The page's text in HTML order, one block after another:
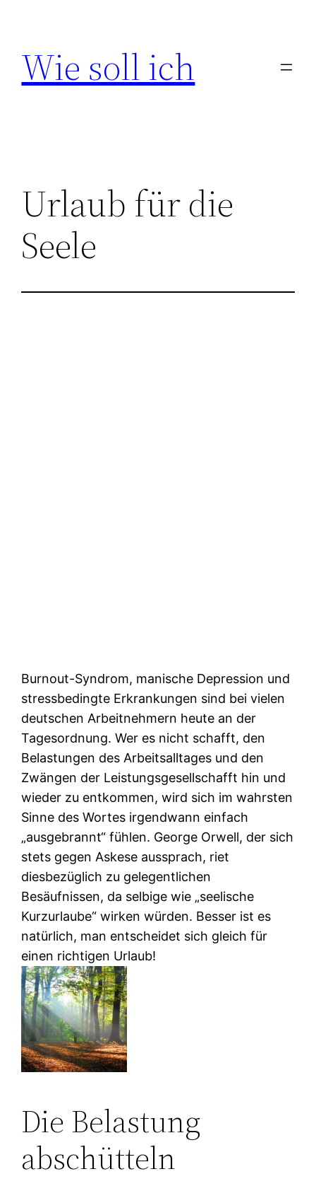
springen
Wie soll ich
Urlaub für die
Seele
Burnout-Syndrom, manische Depression und
stressbedingte Erkrankungen sind bei vielen
deutschen Arbeitnehmern heute an der
Tagesordnung. Wer es nicht schafft, den
Belastungen des Arbeitsalltages und den
Zwängen der Leistungsgesellschafft hin und
wieder zu entkommen, wird sich im wahrsten
Sinne des Wortes irgendwann einfach
„ausgebrannt“ fühlen. George Orwell, der sich
stets gegen Askese aussprach, riet
diesbezüglich zu gelegentlichen
Besäufnissen, da selbige wie „seelische
Kurzurlaube“ wirken würden. Besser ist es
natürlich, man entscheidet sich gleich für
einen richtigen Urlaub!
Die Belastung
abschütteln